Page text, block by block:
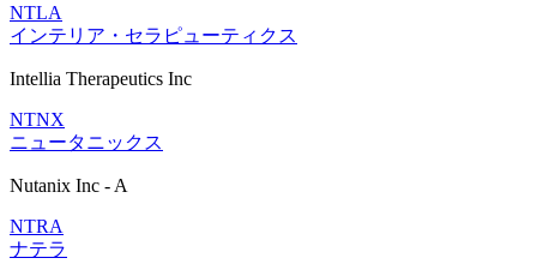
NTLA
インテリア・セラピューティクス
Intellia Therapeutics Inc
NTNX
ニュータニックス
Nutanix Inc - A
NTRA
ナテラ